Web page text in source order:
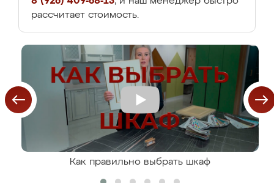
рассчитает стоимость.
Как правильно выбрать шкаф